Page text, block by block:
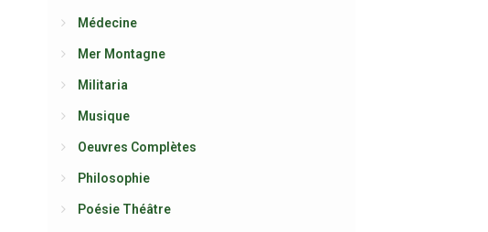
Médecine
Mer Montagne
Militaria
Musique
Oeuvres Complètes
Philosophie
Poésie Théâtre